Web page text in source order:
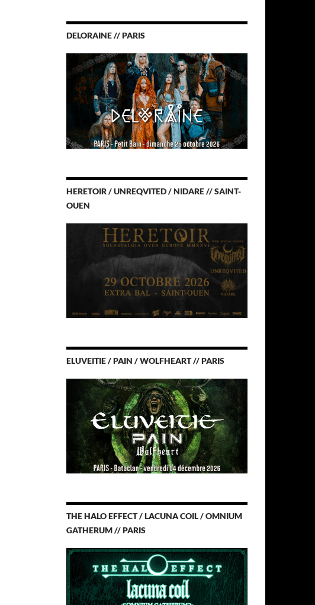
DELORAINE // PARIS
HERETOIR / UNREQVITED / NIDARE // SAINT-
OUEN
ELUVEITIE / PAIN / WOLFHEART // PARIS
THE HALO EFFECT / LACUNA COIL / OMNIUM
GATHERUM // PARIS